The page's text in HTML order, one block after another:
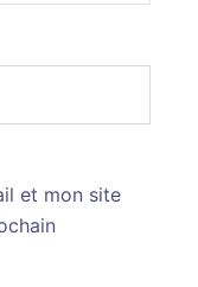
et mon site